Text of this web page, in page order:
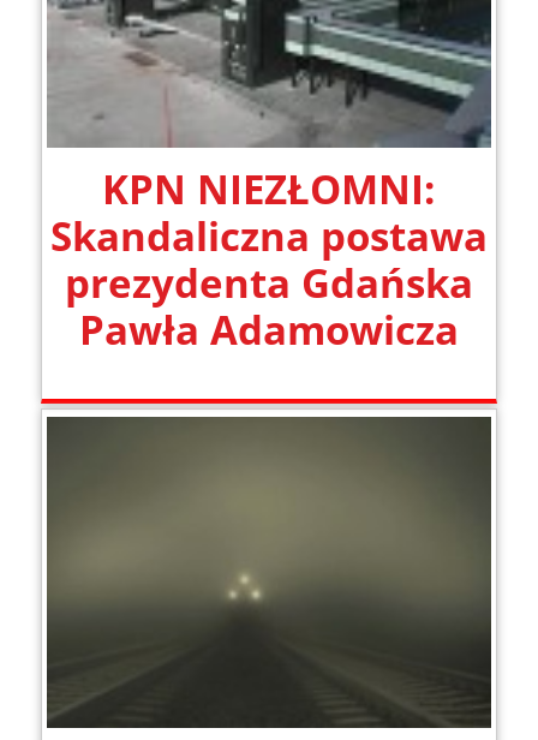
KPN NIEZŁOMNI:
Skandaliczna postawa
prezydenta Gdańska
Pawła Adamowicza